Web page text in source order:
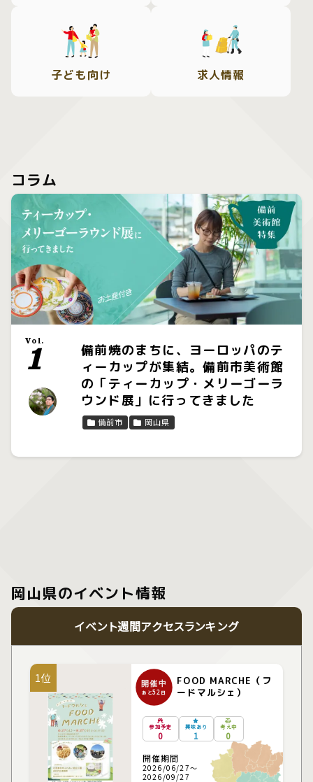
子ども向け 求人情報
コラム
備前焼のまちに、ヨーロッパのテ
ィーカップが集結。備前市美術館
の「ティーカップ・メリーゴーラ
ウンド展」に行ってきました
Vol.
1
備前市 岡山県
岡山県のイベント情報
イベント週間アクセスランキング
1位
FOOD MARCHE（フ
ードマルシェ）
参加予定
0
興味あり
1
考え中
0
開催中
あと52 日
開催期間
2026/06/27～
2026/09/27